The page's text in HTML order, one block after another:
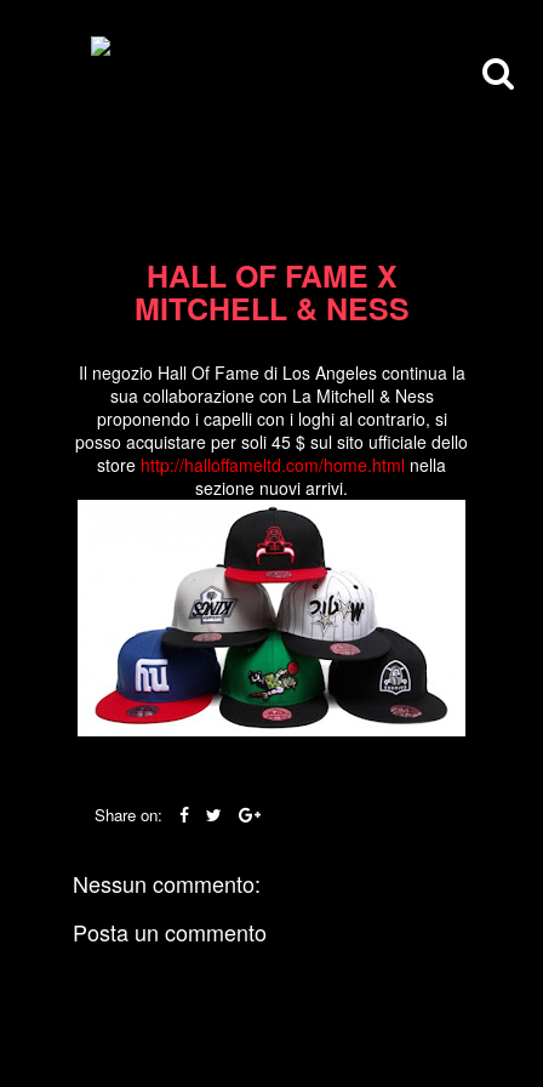
HALL OF FAME X
MITCHELL & NESS
Il negozio Hall Of Fame di Los Angeles continua la
sua collaborazione con La Mitchell & Ness
proponendo i capelli con i loghi al contrario, si
posso acquistare per soli 45 $ sul sito ufficiale dello
store http://halloffameltd.com/home.html nella
sezione nuovi arrivi.
Share on:
Nessun commento:
Posta un commento